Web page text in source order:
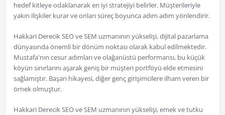
hedef kitleye odaklanarak en iyi stratejiyi belirler. Müşterileriyle
yakın ilişkiler kurar ve onları süreç boyunca adım adım yönlendirir.
Hakkari Derecik SEO ve SEM uzmanının yükselişi, dijital pazarlama
dünyasında önemli bir dönüm noktası olarak kabul edilmektedir.
Mustafa'nın cesur adımları ve olağanüstü performansı, bu küçük
köyün sınırlarını aşarak geniş bir müşteri portföyü elde etmesini
sağlamıştır. Başarı hikayesi, diğer genç girişimcilere ilham veren bir
örnek olmuştur.
Hakkari Derecik SEO ve SEM uzmanının yükselişi, emek ve tutku